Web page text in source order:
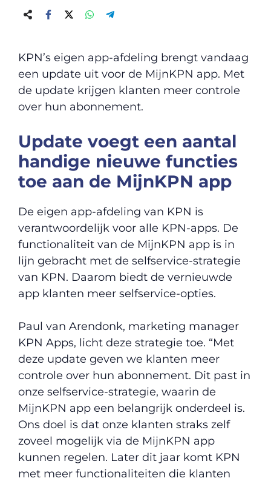
KPN’s eigen app-afdeling brengt vandaag
een update uit voor de MijnKPN app. Met
de update krijgen klanten meer controle
over hun abonnement.
Update voegt een aantal
handige nieuwe functies
toe aan de MijnKPN app
De eigen app-afdeling van KPN is
verantwoordelijk voor alle KPN-apps. De
functionaliteit van de MijnKPN app is in
lijn gebracht met de selfservice-strategie
van KPN. Daarom biedt de vernieuwde
app klanten meer selfservice-opties.
Paul van Arendonk, marketing manager
KPN Apps, licht deze strategie toe. “Met
deze update geven we klanten meer
controle over hun abonnement. Dit past in
onze selfservice-strategie, waarin de
MijnKPN app een belangrijk onderdeel is.
Ons doel is dat onze klanten straks zelf
zoveel mogelijk via de MijnKPN app
kunnen regelen. Later dit jaar komt KPN
met meer functionaliteiten die klanten